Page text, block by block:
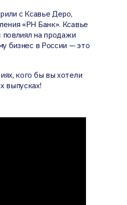
с Ксавье Деро,
«РН Банк». Ксавье
повлиял на продажи
бизнес в России — это
кого бы вы хотели
выпусках!